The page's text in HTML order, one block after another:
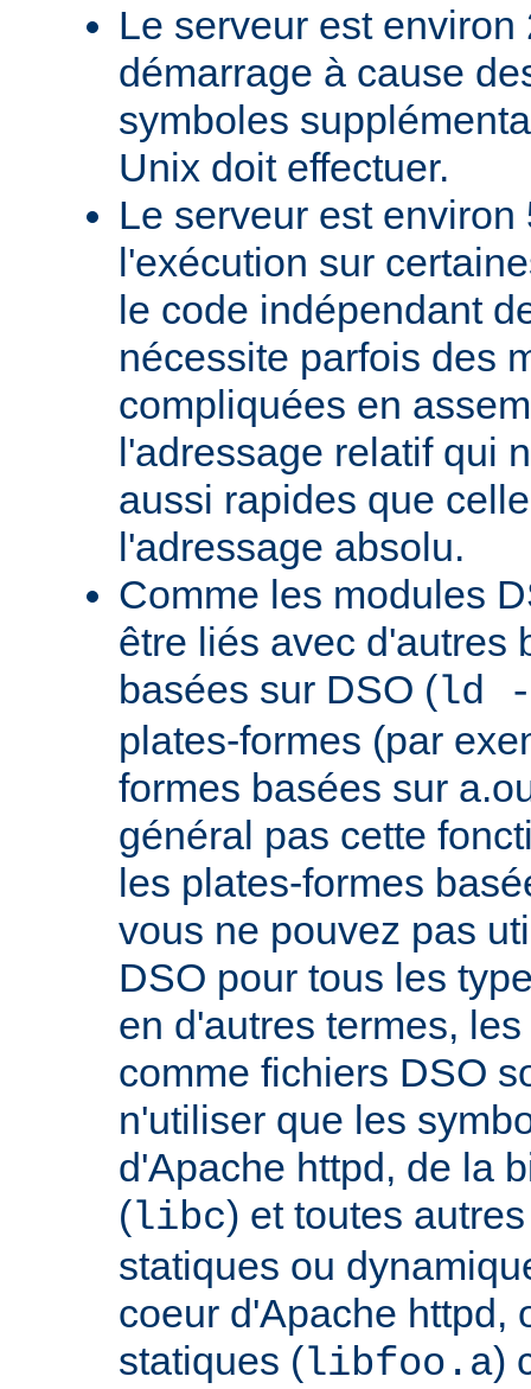
Le serveur est
démarrage à cause
symboles
Unix doit effectuer.
Le serveur est environ
l'exécution sur
le code indépendant
nécessite parfois des
compliquées en
l'adressage relatif qui
aussi rapides que
l'adressage absolu.
Comme les modules
être liés avec d'autres
basées sur DSO (ld
plates-formes (par
formes basées sur
général pas cette
les plates-formes
vous ne pouvez pas
DSO pour tous les
en d'autres termes,
comme fichiers DSO
n'utiliser que les
d'Apache httpd, de la
(libc) et toutes
statiques ou
coeur d'Apache httpd,
statiques (libfoo.a)